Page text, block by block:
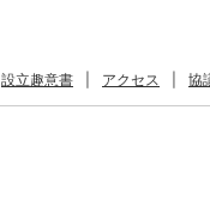
設立趣意書 アクセス 協